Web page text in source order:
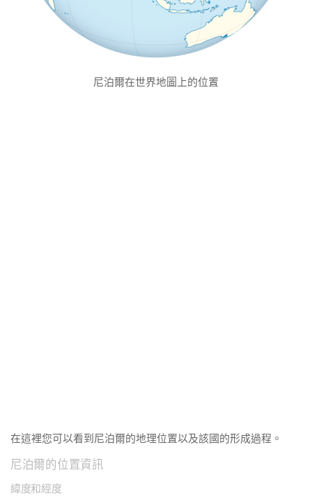
尼泊爾在世界地圖上的位置
在這裡您可以看到尼泊爾的地理位置以及該國的形成過程。
尼泊爾的位置資訊
緯度和經度